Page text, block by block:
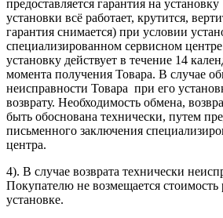
предоставляется гарантия на
установки всё работает, крутится,
гарантия снимается) при условии
специализированном сервисном
установку действует в течение 14
момента получения Товара. В случае
неисправности Товара при его
возврату. Необходимость обмена,
быть обоснована технически, путем
письменного заключения
центра.
4). В случае возврата технически
Покупателю не возмещается стоимость
установке.